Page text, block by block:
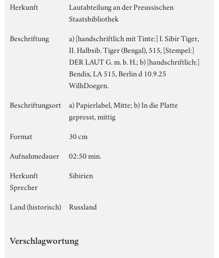
Herkunft
Lautabteilung an der Preussischen
Staatsbibliothek
Beschriftung
a) [handschriftlich mit Tinte:] I. Sibir Tiger,
II. Halbsib. Tiger (Bengal), 515, [Stempel:]
DER LAUT G. m. b. H.; b) [handschriftlich:]
Bendix, LA 515, Berlin d 10.9.25
WilhDoegen.
Beschriftungsort
a) Papierlabel, Mitte; b) In die Platte
gepresst, mittig
Format
30 cm
Aufnahmedauer
02:50 min.
Herkunft
Sprecher
Sibirien
Land (historisch) Russland
Verschlagwortung